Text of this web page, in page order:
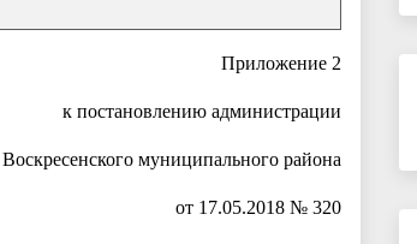
Приложение 2
к постановлению администрации
Воскресенского муниципального района
от 17.05.2018 № 320